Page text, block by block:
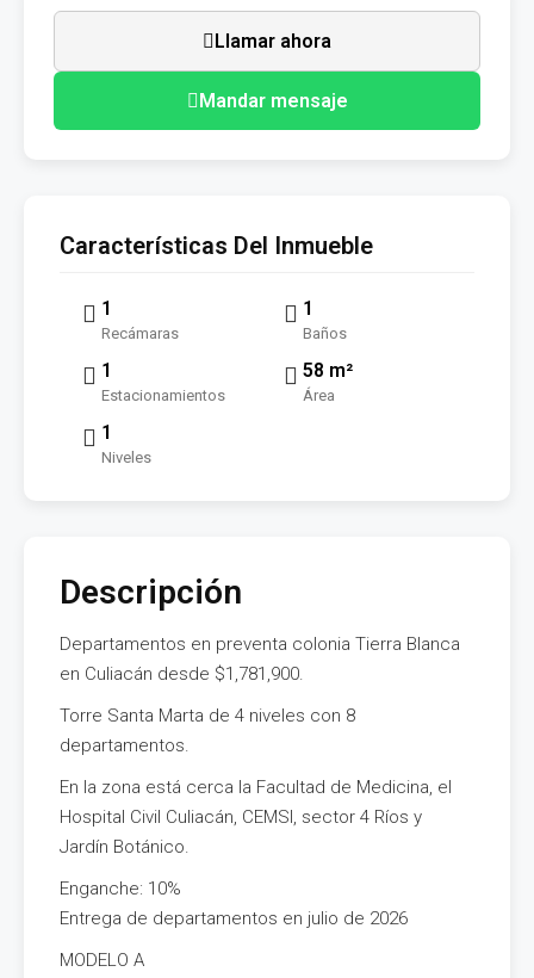
Llamar ahora
Mandar mensaje
Características Del Inmueble
1
Recámaras
1
Baños
1
Estacionamientos
58 m²
Área
1
Niveles
Descripción
Departamentos en preventa colonia Tierra Blanca
en Culiacán desde $1,781,900.
Torre Santa Marta de 4 niveles con 8
departamentos.
En la zona está cerca la Facultad de Medicina, el
Hospital Civil Culiacán, CEMSI, sector 4 Ríos y
Jardín Botánico.
Enganche: 10%
Entrega de departamentos en julio de 2026
MODELO A